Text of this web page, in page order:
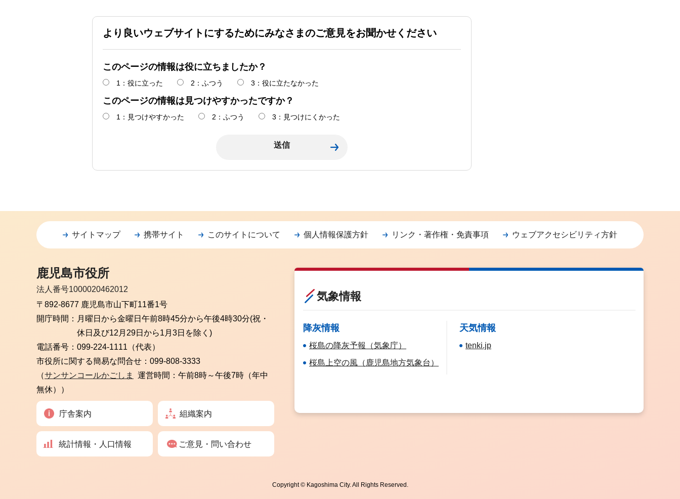
より良いウェブサイトにするためにみなさまのご意見をお聞かせください
このページの情報は役に立ちましたか？
1：役に立った 2：ふつう 3：役に立たなかった
このページの情報は見つけやすかったですか？
1：見つけやすかった 2：ふつう 3：見つけにくかった
サイトマップ 携帯サイト このサイトについて 個人情報保護方針 リンク・著作権・免責事項 ウェブアクセシビリティ方針
鹿児島市役所
法人番号1000020462012
〒892-8677 鹿児島市山下町11番1号
開庁時間： 月曜日から金曜日 午前8時45分から午後4時30分(祝・
休日及び12月29日から1月3日を除く)
電話番号： 099-224-1111（代表）
市役所に関する簡易な問合せ： 099-808-3333
（サンサンコールかごしま
運営時間：午前8時～午後7時（年中
無休））
庁舎案内 組織案内
統計情報・人口情報 ご意見・問い合わせ
気象情報
降灰情報
桜島の降灰予報（気象庁）
桜島上空の風（鹿児島地方気象台）
天気情報
tenki.jp
Copyright © Kagoshima City. All Rights Reserved.